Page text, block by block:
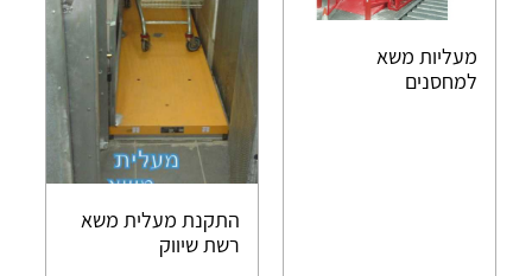
מעליות משא
למחסנים
התקנת מעלית משא
רשת שיווק